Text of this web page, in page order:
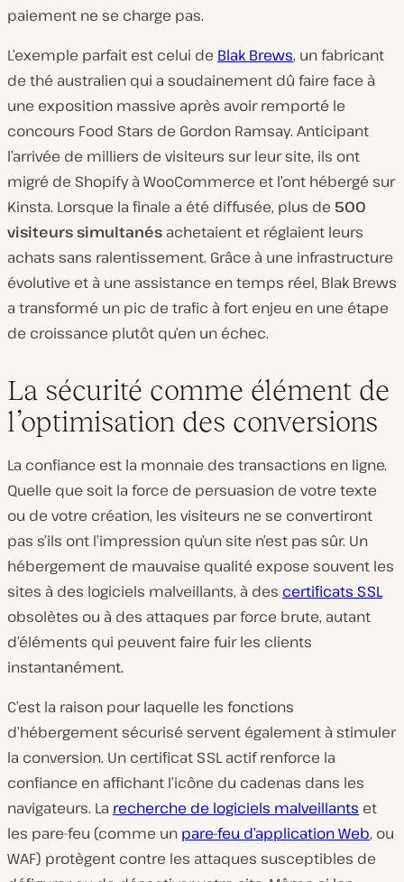
paiement ne se charge pas.
L’exemple parfait est celui de Blak Brews, un fabricant
de thé australien qui a soudainement dû faire face à
une exposition massive après avoir remporté le
concours Food Stars de Gordon Ramsay. Anticipant
l’arrivée de milliers de visiteurs sur leur site, ils ont
migré de Shopify à WooCommerce et l’ont hébergé sur
Kinsta. Lorsque la finale a été diffusée, plus de 500
visiteurs simultanés achetaient et réglaient leurs
achats sans ralentissement. Grâce à une infrastructure
évolutive et à une assistance en temps réel, Blak Brews
a transformé un pic de trafic à fort enjeu en une étape
de croissance plutôt qu’en un échec.
La sécurité comme élément de
l’optimisation des conversions
La confiance est la monnaie des transactions en ligne.
Quelle que soit la force de persuasion de votre texte
ou de votre création, les visiteurs ne se convertiront
pas s’ils ont l’impression qu’un site n’est pas sûr. Un
hébergement de mauvaise qualité expose souvent les
sites à des logiciels malveillants, à des certificats SSL
obsolètes ou à des attaques par force brute, autant
d’éléments qui peuvent faire fuir les clients
instantanément.
C’est la raison pour laquelle les fonctions
d’hébergement sécurisé servent également à stimuler
la conversion. Un certificat SSL actif renforce la
confiance en affichant l’icône du cadenas dans les
navigateurs. La recherche de logiciels malveillants et
les pare-feu (comme un pare-feu d’application Web, ou
WAF) protègent contre les attaques susceptibles de